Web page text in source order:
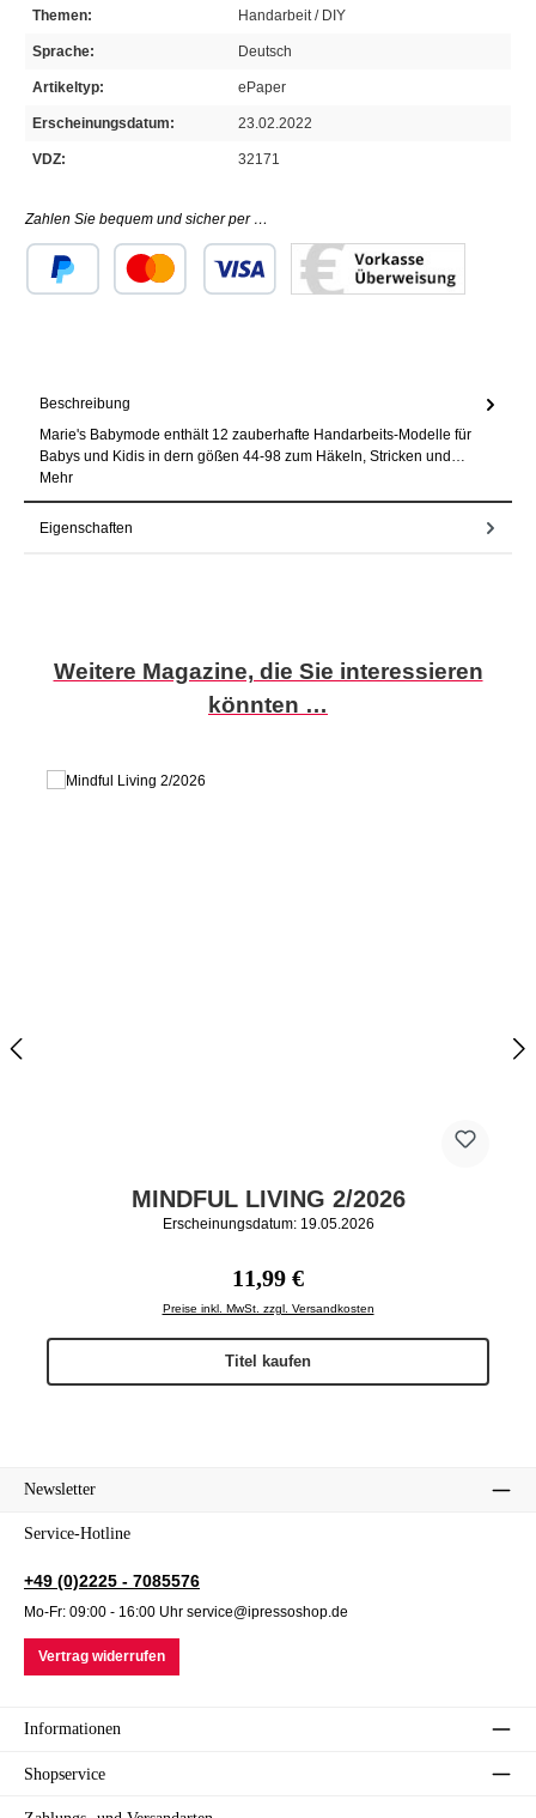
Themen: Handarbeit / DIY
Sprache: Deutsch
Artikeltyp: ePaper
Erscheinungsdatum: 23.02.2022
VDZ: 32171
Zahlen Sie bequem und sicher per …
Beschreibung
Marie's Babymode enthält 12 zauberhafte Handarbeits-Modelle für
Babys und Kidis in dern gößen 44-98 zum Häkeln, Stricken und…
Mehr
Eigenschaften
Produktgalerie überspringen
Weitere Magazine, die Sie interessieren
könnten …
MINDFUL LIVING 2/2026
Erscheinungsdatum: 19.05.2026
Regulärer Preis:
11,99 €
Preise inkl. MwSt. zzgl. Versandkosten
Titel kaufen
Newsletter
Service-Hotline
+49 (0)2225 - 7085576
Mo-Fr: 09:00 - 16:00 Uhr service@ipressoshop.de
Vertrag widerrufen
Informationen
Shopservice